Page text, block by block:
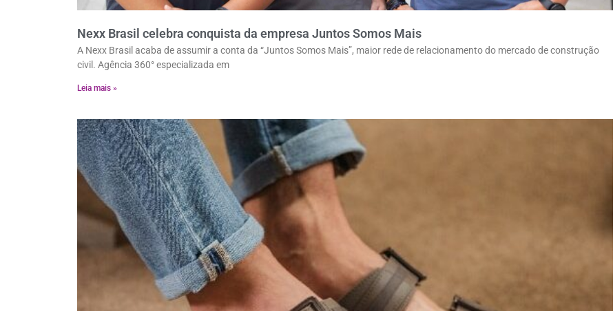
Nexx Brasil celebra conquista da empresa Juntos Somos Mais
A Nexx Brasil acaba de assumir a conta da “Juntos Somos Mais”, maior rede de relacionamento do mercado de construção
civil. Agência 360° especializada em
Leia mais »